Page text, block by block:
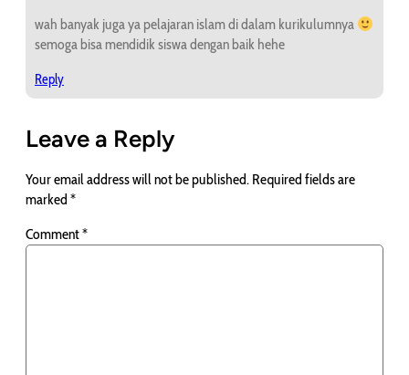
wah banyak juga ya pelajaran islam di dalam kurikulumnya
semoga bisa mendidik siswa dengan baik hehe
Reply
Leave a Reply
Your email address will not be published. Required fields are
marked *
Comment*